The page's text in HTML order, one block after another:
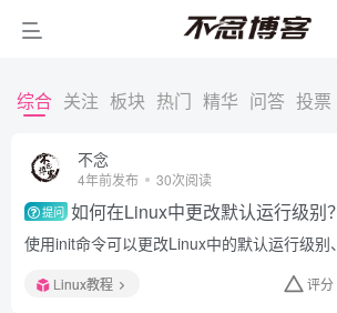
综合 关注 板块 热门 精华 问答 投票
不念
4年前发布 30次阅读
提问 如何在Linux中更改默认运行级别？
使用init命令可以更改Linux中的默认运行级别、
Linux教程 评分